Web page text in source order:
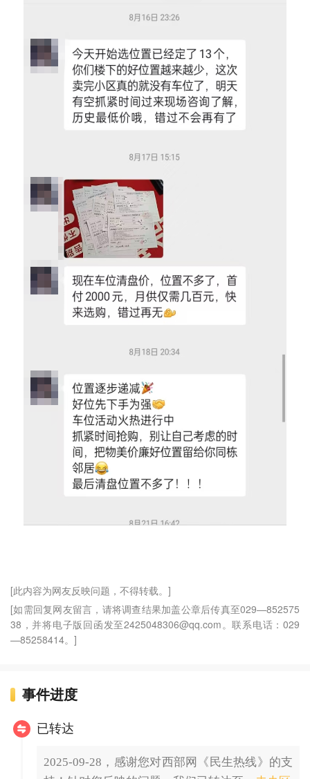
[此内容为网友反映问题，不得转载。]
[如需回复网友留言，请将调查结果加盖公章后传真至029—852575
38，并将电子版回函发至2425048306@qq.com。联系电话：029
—85258414。]
事件进度
已转达
2025-09-28，感谢您对西部网《民生热线》的支